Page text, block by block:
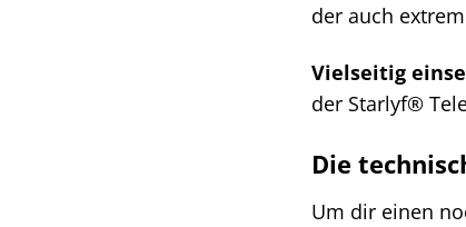
der auch
Vielseitig
der Starlyf®
Die
Um dir einen